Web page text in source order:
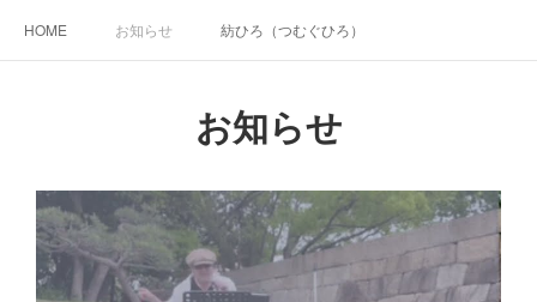
HOME お知らせ 紡ひろ（つむぐひろ）
お知らせ